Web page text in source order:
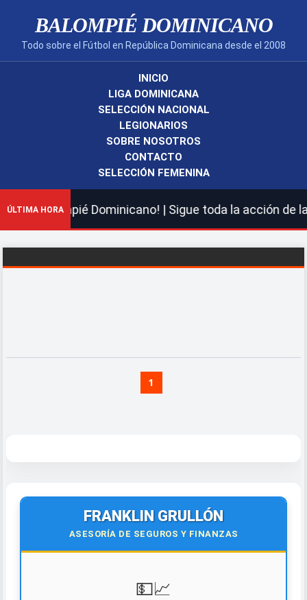
BALOMPIÉ DOMINICANO
Todo sobre el Fútbol en República Dominicana desde el 2008
INICIO
LIGA DOMINICANA
SELECCIÓN NACIONAL
LEGIONARIOS
SOBRE NOSOTROS
CONTACTO
SELECCIÓN FEMENINA
ÚLTIMA HORA
Balompié Dominicano! | Sigue toda la acción de la
1
FRANKLIN GRULLÓN
ASESORÍA DE SEGUROS Y FINANZAS
💵📈